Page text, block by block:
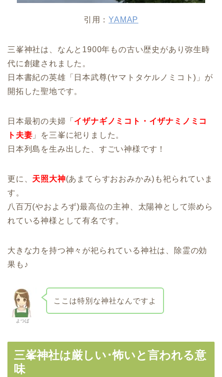
引用：YAMAP
三峯神社は、なんと1900年もの古い歴史があり弥生時
代に創建されました。
日本書紀の英雄「日本武尊(ヤマトタケルノミコト)」が
開拓した聖地です。
日本最初の夫婦「 イザナギノミコト・イザナミノミコ
ト夫妻 」を三峯に祀りました。
日本列島を生み出した、すごい神様です！
更に、 天照大神(あまてらすおおみかみ)も祀られていま
す。
八百万(やおよろず)最高位の主神、太陽神として崇めら
れている神様として有名です。
大きな力を持つ神々が祀られている神社は、除霊の効
果も♪
よつば
ここは特別な神社なんですよ
三峯神社は厳しい･怖いと言われる意
味